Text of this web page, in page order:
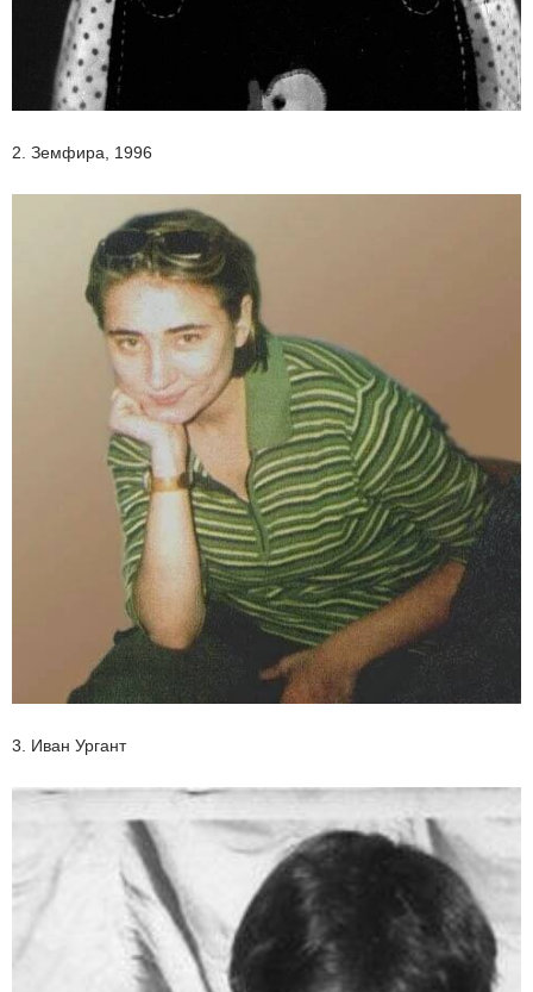
2. Земфира, 1996
3. Иван Ургант